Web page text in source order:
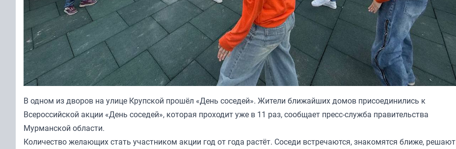
В одном из дворов на улице Крупской прошёл «День соседей». Жители ближайших домов присоединились к
Всероссийской акции «День соседей», которая проходит уже в 11 раз, сообщает пресс-служба правительства
Мурманской области.
Количество желающих стать участником акции год от года растёт. Соседи встречаются, знакомятся ближе, решают